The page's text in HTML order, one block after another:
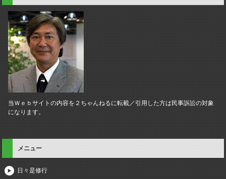
当Ｗｅｂサイトの内容を２ちゃんねるに転載／引用した方は民事訴訟の対象
になります。
メニュー
日々是修行